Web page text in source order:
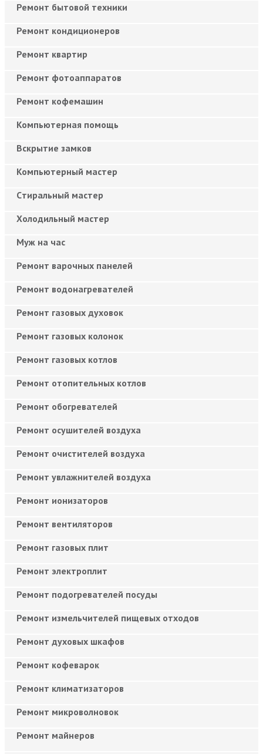
Ремонт бытовой техники
Ремонт кондиционеров
Ремонт квартир
Ремонт фотоаппаратов
Ремонт кофемашин
Компьютерная помощь
Вскрытие замков
Компьютерный мастер
Cтиральный мастер
Холодильный мастер
Муж на час
Ремонт варочных панелей
Ремонт водонагревателей
Ремонт газовых духовок
Ремонт газовых колонок
Ремонт газовых котлов
Ремонт отопительных котлов
Ремонт обогревателей
Ремонт осушителей воздуха
Ремонт очистителей воздуха
Ремонт увлажнителей воздуха
Ремонт ионизаторов
Ремонт вентиляторов
Ремонт газовых плит
Ремонт электроплит
Ремонт подогревателей посуды
Ремонт измельчителей пищевых отходов
Ремонт духовых шкафов
Ремонт кофеварок
Ремонт климатизаторов
Ремонт микроволновок
Ремонт майнеров